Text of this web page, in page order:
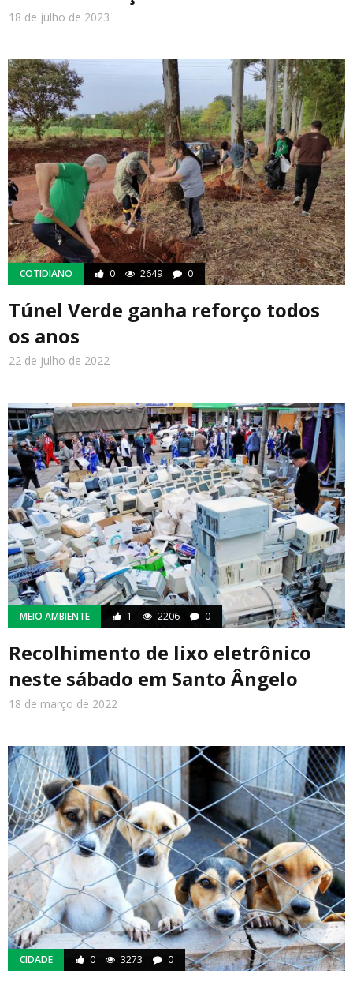
18 de julho de 2023
COTIDIANO 0 2649 0
Túnel Verde ganha reforço todos
os anos
22 de julho de 2022
MEIO AMBIENTE 1 2206 0
Recolhimento de lixo eletrônico
neste sábado em Santo Ângelo
18 de março de 2022
CIDADE 0 3273 0